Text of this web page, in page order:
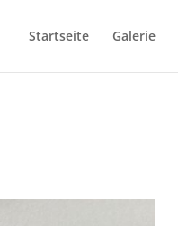
Startseite Galerie